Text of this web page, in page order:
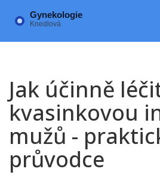
Jak účinně
kvasinkovou
mužů -
průvodce